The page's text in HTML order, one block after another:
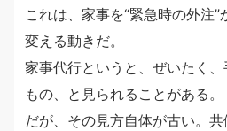
これは、家事を“緊急時の外注”
変える動きだ。
家事代行というと、ぜいたく
もの、と見られることがある。
だが、その見方自体が古い。